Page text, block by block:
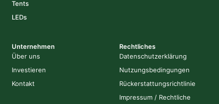
Tents
LEDs
Unternehmen
Über uns
Investieren
Kontakt
Rechtliches
Datenschutzerklärung
Nutzungsbedingungen
Rückerstattungsrichtlinie
Impressum / Rechtliche